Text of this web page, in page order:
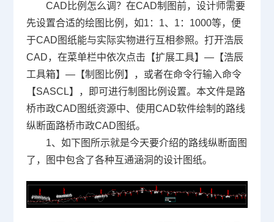
CAD比例 怎么调？在CAD制图前，设计师需要
先设置合适的绘图比例，如1：1、1：1000等，便
于CAD图纸能与实际实物进行互相参照。打开浩辰
CAD，在菜单栏中依次点击【扩展工具】—【浩辰
工具箱】—【制图比例】，或者在命令行输入命令
【SASCL】，即可进行制图比例设置。本文件是路
桥市政CAD图纸资源中、使用CAD软件绘制的路线
纵断面路桥市政CAD图纸。
1、如下图所示就是今天要介绍的路线纵断面图
了，图中包含了各种互通涵洞的设计图纸。